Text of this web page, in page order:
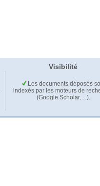
Visibilité
Les documents déposés
indexés par les moteurs de
(Google Scholar,…).